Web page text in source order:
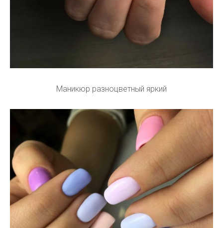
Маникюр разноцветный яркий